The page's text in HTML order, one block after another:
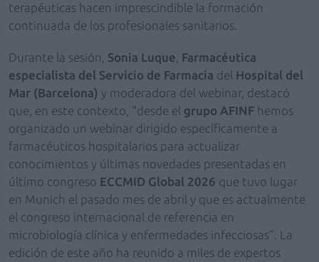
terapéuticas hacen imprescindible la formación
continuada de los profesionales sanitarios.
Durante la sesión, Sonia Luque Farmacéutica
especialista del Servicio de Farmacia del Hospital del
Mar (Barcelona) y moderadora del webinar, destacó
que, en este contexto, “desde el grupo AFINF hemos
organizado un webinar dirigido específicamente a
farmacéuticos hospitalarios para actualizar
conocimientos y últimas novedades presentadas en
último congreso ECCMID Global 2026 que tuvo lugar
en Munich el pasado mes de abril y que es actualmente
el congreso internacional de referencia en
microbiología clínica y enfermedades infecciosas”. La
edición de este año ha reunido a miles de expertos